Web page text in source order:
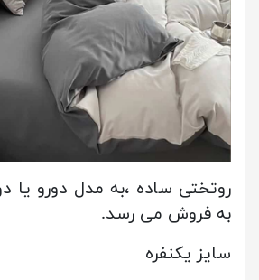
به فروش می رسد.
سایز یکنفره